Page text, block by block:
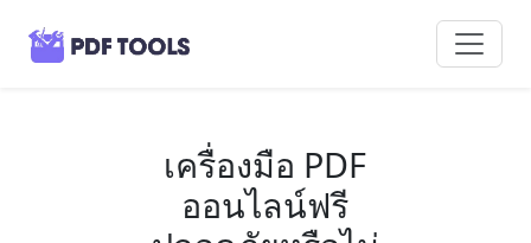
เครื่องมือ PDF
ออนไลน์ฟรี